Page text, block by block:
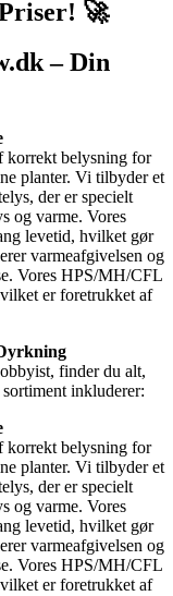
🚀
– Din
korrekt belysning for
planter. Vi tilbyder et
der er specielt
og varme. Vores
levetid, hvilket gør
varmeafgivelsen og
Vores HPS/MH/CFL
er foretrukket af
finder du alt,
inkluderer:
korrekt belysning for
planter. Vi tilbyder et
der er specielt
og varme. Vores
levetid, hvilket gør
varmeafgivelsen og
Vores HPS/MH/CFL
er foretrukket af